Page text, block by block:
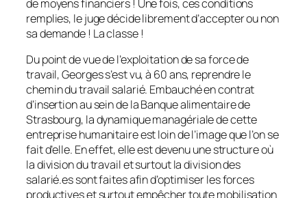
de moyens financiers ! Une fois, ces conditions
remplies, le juge décide librement d’accepter ou non
sa demande ! La classe !
Du point de vue de l’exploitation de sa force de
travail, Georges s’est vu, à 60 ans, reprendre le
chemin du travail salarié. Embauché en contrat
d’insertion au sein de la Banque alimentaire de
Strasbourg, la dynamique managériale de cette
entreprise humanitaire est loin de l’image que l’on se
fait d’elle. En effet, elle est devenu une structure où
la division du travail et surtout la division des
salarié.es sont faites afin d’optimiser les forces
productives et surtout empêcher toute mobilisation